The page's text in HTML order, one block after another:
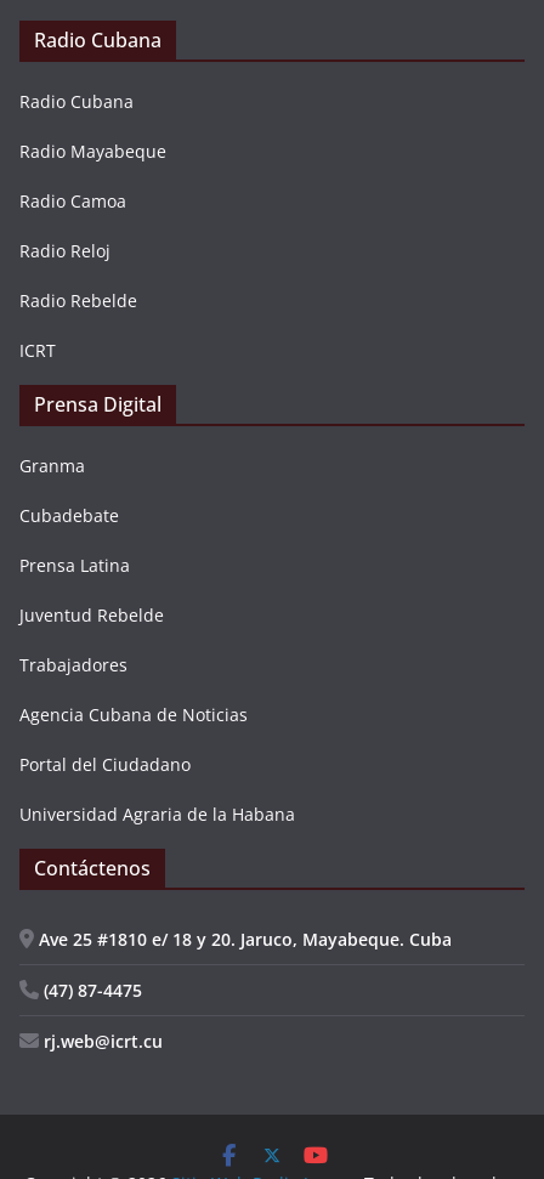
Radio Cubana
Radio Cubana
Radio Mayabeque
Radio Camoa
Radio Reloj
Radio Rebelde
ICRT
Prensa Digital
Granma
Cubadebate
Prensa Latina
Juventud Rebelde
Trabajadores
Agencia Cubana de Noticias
Portal del Ciudadano
Universidad Agraria de la Habana
Contáctenos
Ave 25 #1810 e/ 18 y 20. Jaruco, Mayabeque. Cuba
(47) 87-4475
rj.web@icrt.cu